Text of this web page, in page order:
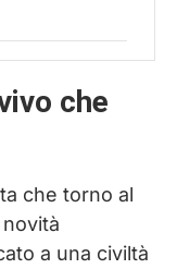
Egizio
bambini
Torino
che
che torno al
a una civiltà